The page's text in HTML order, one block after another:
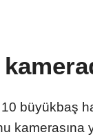
büyükbaş
kamerasına